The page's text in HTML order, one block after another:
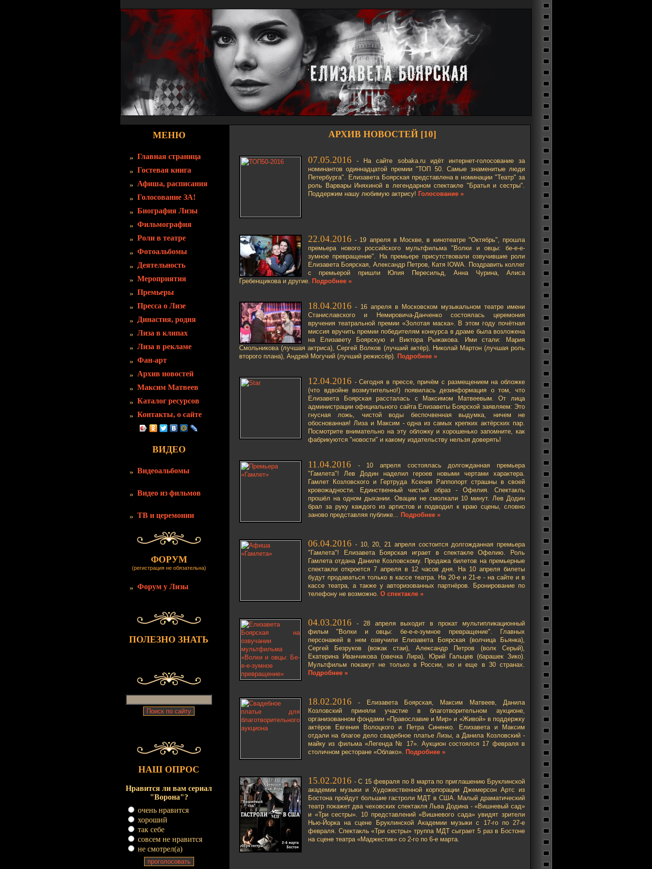
МЕНЮ
Главная страница
Гостевая книга
Афиша, расписания
Голосование ЗА!
Биография Лизы
Фильмография
Роли в театре
Фотоальбомы
Деятельность
Мероприятия
Премьеры
Пресса о Лизе
Династия, родня
Лиза в клипах
Лиза в рекламе
Фан-арт
Архив новостей
Максим Матвеев
Каталог ресурсов
Контакты, о сайте
ВИДЕО
Видеоальбомы
Видео из фильмов
ТВ и церемонии
ФОРУМ
(регистрация не обязательна)
Форум у Лизы
ПОЛЕЗНО ЗНАТЬ
НАШ ОПРОС
Нравится ли вам сериал
"Ворона"?
очень нравится
хороший
так себе
совсем не нравится
не смотрел(a)
АРХИВ НОВОСТЕЙ [10]
07.05.2016 - На сайте sobaka.ru идёт интернет-голосование за
номинантов одиннадцатой премии "ТОП 50. Самые знаменитые люди
Петербурга". Елизавета Боярская представлена в номинации "Театр" за
роль Варвары Иняхиной в легендарном спектакле "Братья и сестры".
Поддержим нашу любимую актрису! Голосование »
22.04.2016 - 19 апреля в Москве, в кинотеатре "Октябрь", прошла
премьера нового российского мультфильма "Волки и овцы: бе-е-е-
зумное превращение". На премьере присутствовали озвучившие роли
Елизавета Боярская, Александр Петров, Катя IOWA. Поздравить коллег
с премьерой пришли Юлия Пересильд, Анна Чурина, Алиса
Гребенщикова и другие. Подробнее »
18.04.2016 - 16 апреля в Московском музыкальном театре имени
Станиславского и Немировича-Данченко состоялась церемония
вручения театральной премии «Золотая маска». В этом году почётная
миссия вручить премии победителям конкурса в драме была возложена
на Елизавету Боярскую и Виктора Рыжакова. Ими стали: Мария
Смольникова (лучшая актриса), Сергей Волков (лучший актёр), Николай Мартон (лучшая роль
второго плана), Андрей Могучий (лучший режиссёр). Подробнее »
12.04.2016 - Сегодня в прессе, причём с размещением на обложке
(что вдвойне возмутительно!) появилась дезинформация о том, что
Елизавета Боярская рассталась с Максимом Матвеевым. От лица
администрации официального сайта Елизаветы Боярской заявляем: Это
гнусная ложь, чистой воды беспочвенная выдумка, ничем не
обоснованная! Лиза и Максим - одна из самых крепких актёрских пар.
Посмотрите внимательно на эту обложку и хорошенько запомните, как
фабрикуются "новости" и какому издательству нельзя доверять!
11.04.2016 - 10 апреля состоялась долгожданная премьера
"Гамлета"! Лев Додин наделил героев новыми чертами характера.
Гамлет Козловского и Гертруда Ксении Раппопорт страшны в своей
кровожадности. Единственный чистый образ - Офелия. Спектакль
прошёл на одном дыхании. Овации не смолкали 10 минут. Лев Додин
брал за руку каждого из артистов и подводил к краю сцены, словно
заново представляя публике... Подробнее »
06.04.2016 - 10, 20, 21 апреля состоится долгожданная премьера
"Гамлета"! Елизавета Боярская играет в спектакле Офелию. Роль
Гамлета отдана Даниле Козловскому. Продажа билетов на премьерные
спектакли откроется 7 апреля в 12 часов дня. На 10 апреля билеты
будут продаваться только в кассе театра. На 20-е и 21-е - на сайте и в
кассе театра, а также у авторизованных партнёров. Бронирование по
телефону не возможно. О спектакле »
04.03.2016 - 28 апреля выходит в прокат мультипликационный
фильм "Волки и овцы: бе-е-е-зумное превращение". Главных
персонажей в нем озвучили Елизавета Боярская (волчица Бьянка),
Сергей Безруков (вожак стаи), Александр Петров (волк Серый),
Екатерина Иванчикова (овечка Лира), Юрий Гальцев (барашек Зико).
Мультфильм покажут не только в России, но и еще в 30 странах.
Подробнее »
18.02.2016 - Елизавета Боярская, Максим Матвеев, Данила
Козловский приняли участие в благотворительном аукционе,
организованном фондами «Православие и Мир» и «Живой» в поддержку
актёров Евгения Волоцкого и Петра Синенко. Елизавета и Максим
отдали на благое дело свадебное платье Лизы, а Данила Козловский -
майку из фильма «Легенда № 17». Аукцион состоялся 17 февраля в
столичном ресторане «Облако». Подробнее »
15.02.2016 - C 15 февраля по 8 марта по приглашению Бруклинской
академии музыки и Художественной корпорации Джемерсон Артс из
Бостона пройдут большие гастроли МДТ в США. Малый драматический
театр покажет два чеховских спектакля Льва Додина - «Вишневый сад»
и «Три сестры». 10 представлений «Вишневого сада» увидят зрители
Нью-Йорка на сцене Бруклинской Академии музыки с 17-го по 27-е
февраля. Спектакль «Три сестры» труппа МДТ сыграет 5 раз в Бостоне
на сцене театра «Маджестик» со 2-го по 6-е марта.